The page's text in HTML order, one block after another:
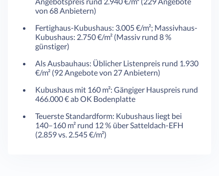
von 68 Anbietern)
Fertighaus-Kubushaus: 3.005 €/m²; Massivhaus-
Kubushaus: 2.750 €/m² (Massiv rund 8 %
günstiger)
Als Ausbauhaus: Üblicher Listenpreis rund 1.930
€/m² (92 Angebote von 27 Anbietern)
Kubushaus mit 160 m²: Gängiger Hauspreis rund
466.000 € ab OK Bodenplatte
Teuerste Standardform: Kubushaus liegt bei
140–160 m² rund 12 % über Satteldach-EFH
(2.859 vs. 2.545 €/m²)